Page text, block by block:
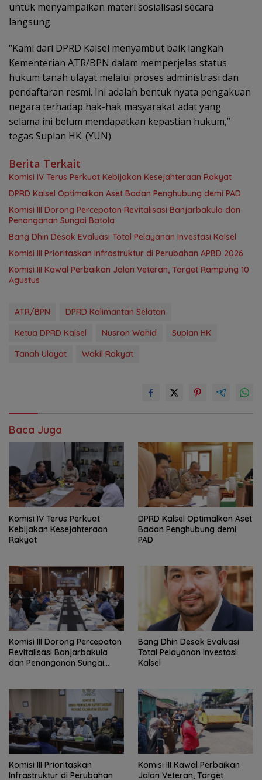
untuk menyampaikan materi sosialisasi secara
langsung.
“Kami dari DPRD Kalsel menyambut baik langkah
Kementerian ATR/BPN dalam memperjelas status
hukum tanah ulayat melalui proses administrasi dan
pendaftaran resmi. Ini adalah bentuk nyata pengakuan
negara terhadap hak-hak masyarakat adat yang
selama ini belum mendapatkan kepastian hukum,”
tegas Supian HK. (YUN)
Berita Terkait
Komisi IV Terus Perkuat Kebijakan Kesejahteraan Rakyat
‎DPRD Kalsel Optimalkan Aset Badan Penghubung demi PAD
‎Komisi III Dorong Percepatan Revitalisasi Banjarbakula dan
Penanganan Sungai Batola
‎Bang Dhin Desak Evaluasi Total Pelayanan Investasi Kalsel
‎Komisi III Prioritaskan Infrastruktur di Perubahan APBD 2026
Komisi III Kawal Perbaikan Jalan Veteran, Target Rampung 10
Agustus
ATR/BPN
DPRD Kalimantan Selatan
Ketua DPRD Kalsel
Nusron Wahid
Supian HK
Tanah Ulayat
Wakil Rakyat
Baca Juga
Komisi IV Terus Perkuat
Kebijakan Kesejahteraan
Rakyat
‎DPRD Kalsel Optimalkan Aset
Badan Penghubung demi
PAD
‎Komisi III Dorong Percepatan
Revitalisasi Banjarbakula
dan Penanganan Sungai
‎Bang Dhin Desak Evaluasi
Total Pelayanan Investasi
Kalsel
‎Komisi III Prioritaskan
Infrastruktur di Perubahan
Komisi III Kawal Perbaikan
Jalan Veteran, Target